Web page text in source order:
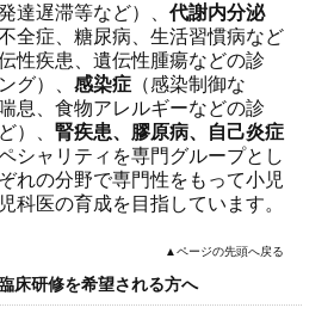
達遅滞等など）、代謝内分泌
全症、糖尿病、生活習慣病など
性疾患、遺伝性腫瘍などの診
グ）、感染症 （感染制御な
喘息、食物アレルギーなどの診
）、腎疾患、膠原病、自己炎症
シャリティを専門グループとし
れの分野で専門性をもって小児
科医の育成を目指しています。
▲ページの先頭へ戻る
床研修を希望される方へ